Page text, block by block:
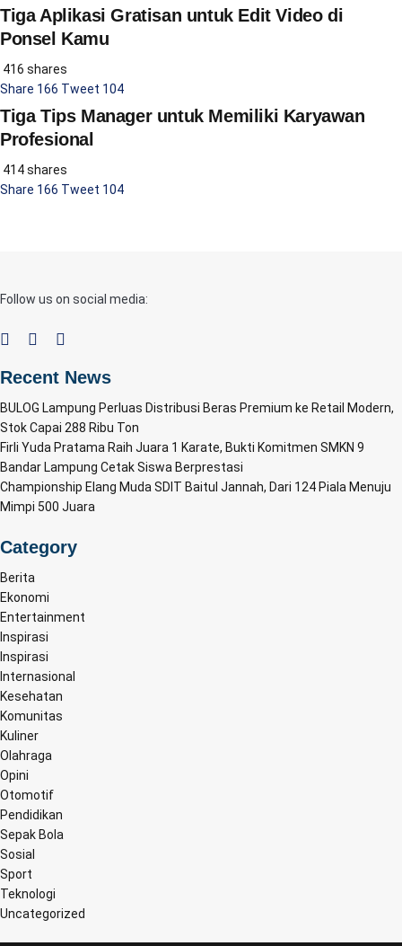
Tiga Aplikasi Gratisan untuk Edit Video di
Ponsel Kamu
416 shares
Share 166 Tweet 104
Tiga Tips Manager untuk Memiliki Karyawan
Profesional
414 shares
Share 166 Tweet 104
Follow us on social media:
Recent News
BULOG Lampung Perluas Distribusi Beras Premium ke Retail Modern,
Stok Capai 288 Ribu Ton
Firli Yuda Pratama Raih Juara 1 Karate, Bukti Komitmen SMKN 9
Bandar Lampung Cetak Siswa Berprestasi
Championship Elang Muda SDIT Baitul Jannah, Dari 124 Piala Menuju
Mimpi 500 Juara
Category
Berita
Ekonomi
Entertainment
Inspirasi
Inspirasi
Internasional
Kesehatan
Komunitas
Kuliner
Olahraga
Opini
Otomotif
Pendidikan
Sepak Bola
Sosial
Sport
Teknologi
Uncategorized